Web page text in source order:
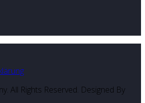
All Rights Reserved. Designed By